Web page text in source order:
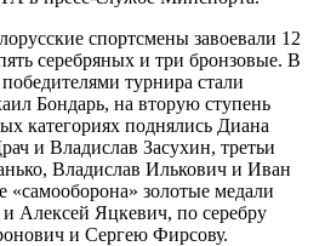
спортсмены завоевали 12
серебряных и три бронзовые. В
турнира стали
Бондарь, на вторую ступень
категориях поднялись Диана
и Владислав Засухин, третьи
Владислав Илькович и Иван
золотые медали
Алексей Яцкевич, по серебру
и Сергею Фирсову.